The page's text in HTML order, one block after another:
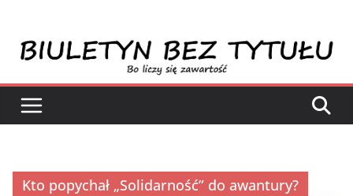
treści
Kto popychał „Solidarność” do awantury?